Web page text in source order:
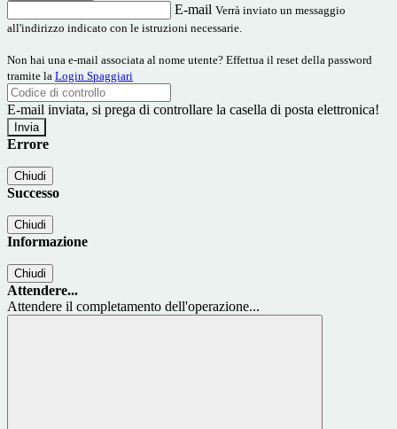
E-mail Verrà inviato un messaggio
all'indirizzo indicato con le istruzioni necessarie.
Non hai una e-mail associata al nome utente? Effettua il reset della password
tramite la Login Spaggiari
E-mail inviata, si prega di controllare la casella di posta elettronica!
Errore
Chiudi
Successo
Chiudi
Informazione
Chiudi
Attendere...
Attendere il completamento dell'operazione...